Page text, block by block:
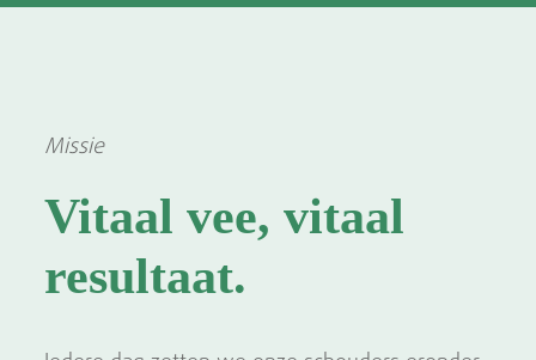
Missie
Vitaal vee, vitaal
resultaat.